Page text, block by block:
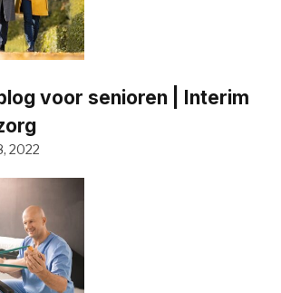
voor senioren | Interim
2022